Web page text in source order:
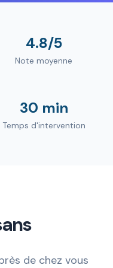
4.8/5
Note moyenne
30 min
Temps d'intervention
de chez vous